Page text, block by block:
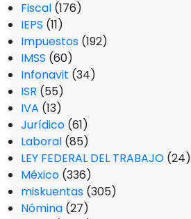
Fiscal (176)
IEPS (11)
Impuestos (192)
IMSS (60)
Infonavit (34)
ISR (55)
IVA (13)
Jurídico (61)
Laboral (85)
LEY FEDERAL DEL TRABAJO (24)
México (336)
miskuentas (305)
Nómina (27)